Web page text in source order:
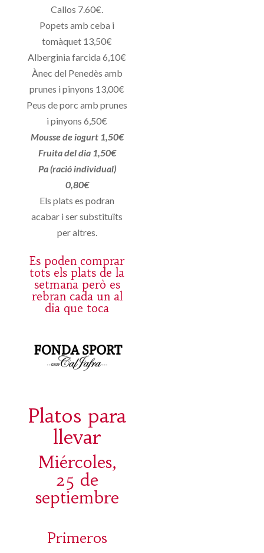
Callos 7.60€.
Popets amb ceba i
tomàquet 13,50€
Alberginia farcida 6,10€
Ànec del Penedès amb
prunes i pinyons 13,00€
Peus de porc amb prunes
i pinyons 6,50€
Mousse de iogurt 1,50€
Fruita del dia 1,50€
Pa (ració individual)
0,80€
Els plats es podran
acabar i ser substituïts
per altres.
Es poden comprar
tots els plats de la
setmana però es
rebran cada un al
dia que toca
Platos para
llevar
Miércoles,
25 de
septiembre
Primeros